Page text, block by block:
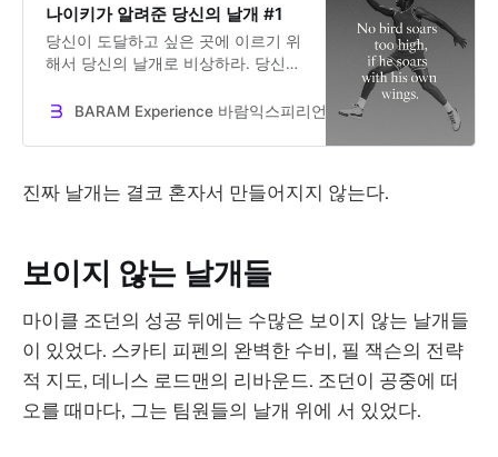
나이키가 알려준 당신의 날개 #1
당신이 도달하고 싶은 곳에 이르기 위
해서 당신의 날개로 비상하라. 당신의
고 비상할 수 있는 힘은 바로 당신 자
믿어라.
BARAM Experience 바람익스피리언스 Dr. Jooseok Oh
진짜 날개는 결코 혼자서 만들어지지 않는다.
보이지 않는 날개들
마이클 조던의 성공 뒤에는 수많은 보이지 않는 날개들
이 있었다. 스카티 피펜의 완벽한 수비, 필 잭슨의 전략
적 지도, 데니스 로드맨의 리바운드. 조던이 공중에 떠
오를 때마다, 그는 팀원들의 날개 위에 서 있었다.